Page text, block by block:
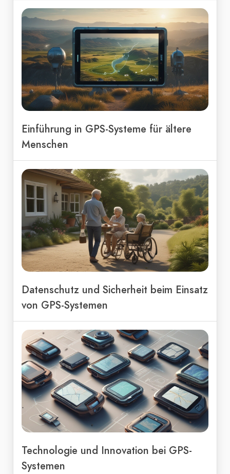
Einführung in GPS-Systeme für ältere
Menschen
Datenschutz und Sicherheit beim Einsatz
von GPS-Systemen
Technologie und Innovation bei GPS-
Systemen